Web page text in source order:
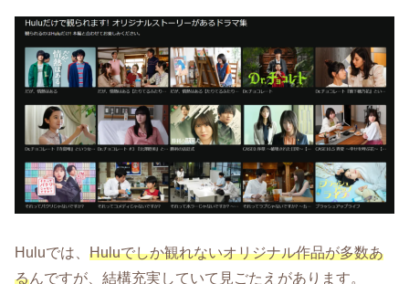
Huluでは、 Huluでしか観れないオリジナル作品が多数あ
るんですが、結構充実していて見ごたえがあります。